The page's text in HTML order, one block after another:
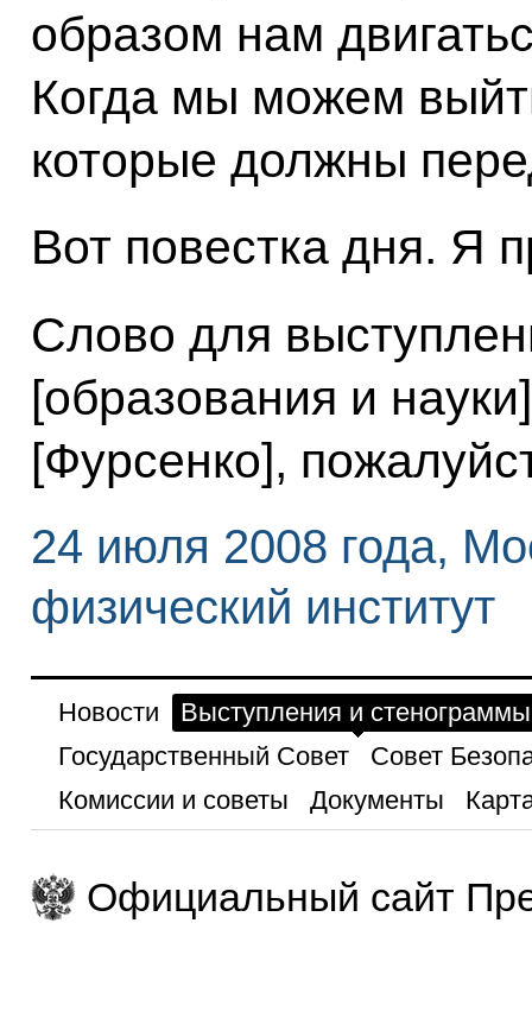
образом нам
Когда мы можем
которые должны
Вот повестка дня. Я
Слово для
[образования и
[Фурсенко],
24 июля 2008 года,
физический институт
Новости
Выступления и стенограммы
Государственный Совет
Совет
Комиссии и советы
Документы
Официальный сайт